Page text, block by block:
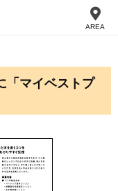
AREA
「マイベストプ